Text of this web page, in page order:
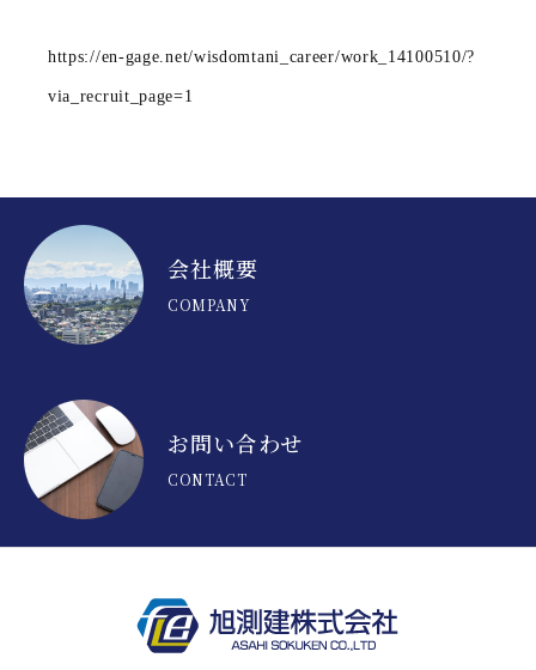
事業について
よくあるご質問
会社概要
お問い合わせ
https://en-gage.net/wisdomtani_career/work_14100510/?
via_recruit_page=1
会社概要
COMPANY
お問い合わせ
CONTACT